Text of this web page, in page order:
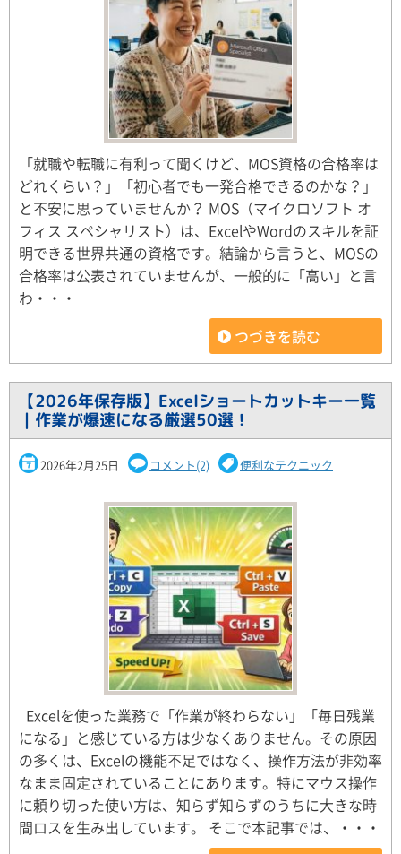
「就職や転職に有利って聞くけど、MOS資格の合格率は
どれくらい？」「初心者でも一発合格できるのかな？」
と不安に思っていませんか？ MOS（マイクロソフト オ
フィス スペシャリスト）は、ExcelやWordのスキルを証
明できる世界共通の資格です。結論から言うと、MOSの
合格率は公表されていませんが、一般的に「高い」と言
わ・・・
つづきを読む
【2026年保存版】Excelショートカットキー一覧
｜作業が爆速になる厳選50選！
2026年2月25日 コメント(2) 便利なテクニック
Excelを使った業務で「作業が終わらない」「毎日残業
になる」と感じている方は少なくありません。その原因
の多くは、Excelの機能不足ではなく、操作方法が非効率
なまま固定されていることにあります。特にマウス操作
に頼り切った使い方は、知らず知らずのうちに大きな時
間ロスを生み出しています。 そこで本記事では、・・・